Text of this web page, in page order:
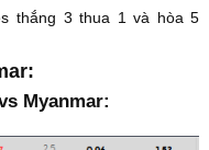
thắng 3 thua 1 và hòa 5
Myanmar: